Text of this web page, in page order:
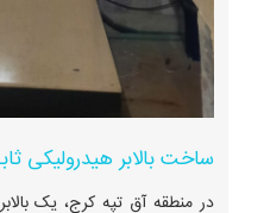
ساخت بالابر هیدرولیکی